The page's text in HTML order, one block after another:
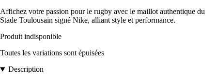
Affichez votre passion pour le rugby avec le maillot authentique du
Stade Toulousain signé Nike, alliant style et performance.
Produit indisponible
Toutes les variations sont épuisées
Description